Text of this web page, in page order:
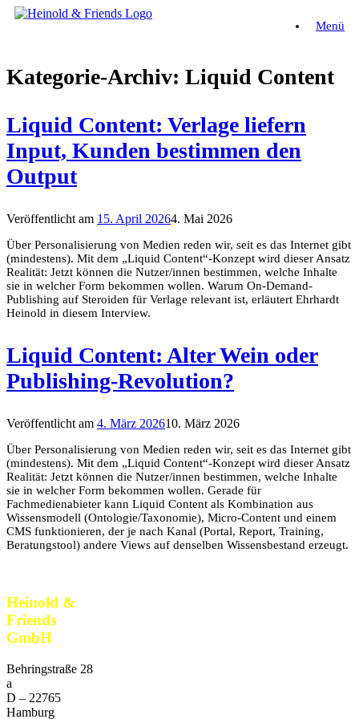
Zum
Menü
Kategorie-Archiv: Liquid Content
Liquid Content: Verlage liefern
Input, Kunden bestimmen den
Output
Veröffentlicht am 15. April 20264. Mai 2026
Über Personalisierung von Medien reden wir, seit es das Internet gibt
(mindestens). Mit dem „Liquid Content“-Konzept wird dieser Ansatz
Realität: Jetzt können die Nutzer/innen bestimmen, welche Inhalte
sie in welcher Form bekommen wollen. Warum On-Demand-
Publishing auf Steroiden für Verlage relevant ist, erläutert Ehrhardt
Heinold in diesem Interview.
Liquid Content: Alter Wein oder
Publishing-Revolution?
Veröffentlicht am 4. März 202610. März 2026
Über Personalisierung von Medien reden wir, seit es das Internet gibt
(mindestens). Mit dem „Liquid Content“-Konzept wird dieser Ansatz
Realität: Jetzt können die Nutzer/innen bestimmen, welche Inhalte
sie in welcher Form bekommen wollen. Gerade für
Fachmedienabieter kann Liquid Content als Kombination aus
Wissensmodell (Ontologie/Taxonomie), Micro‑Content und einem
CMS funktionieren, der je nach Kanal (Portal, Report, Training,
Beratungstool) andere Views auf denselben Wissensbestand erzeugt.
Heinold &
Friends
GmbH
Behringstraße 28
a
D – 22765
Hamburg